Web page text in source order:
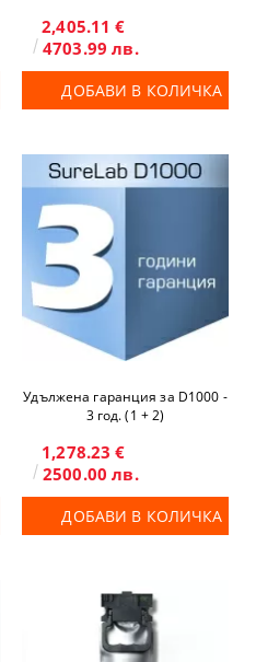
2,405.11 €
4703.99 лв.
ДОБАВИ В КОЛИЧКА
Удължена гаранция за D1000 -
3 год. (1 + 2)
1,278.23 €
2500.00 лв.
ДОБАВИ В КОЛИЧКА